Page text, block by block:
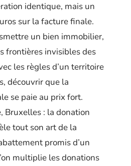
identique, mais un
sur la facture finale.
un bien immobilier,
frontières invisibles des
les règles d’un territoire
découvrir que la
se paie au prix fort.
Bruxelles : la donation
tout son art de la
promis d’un
multiplie les donations